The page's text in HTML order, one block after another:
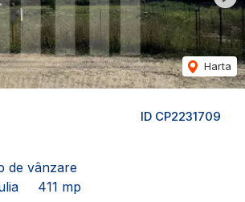
ID CP2231709
de vânzare
411 mp
Harta